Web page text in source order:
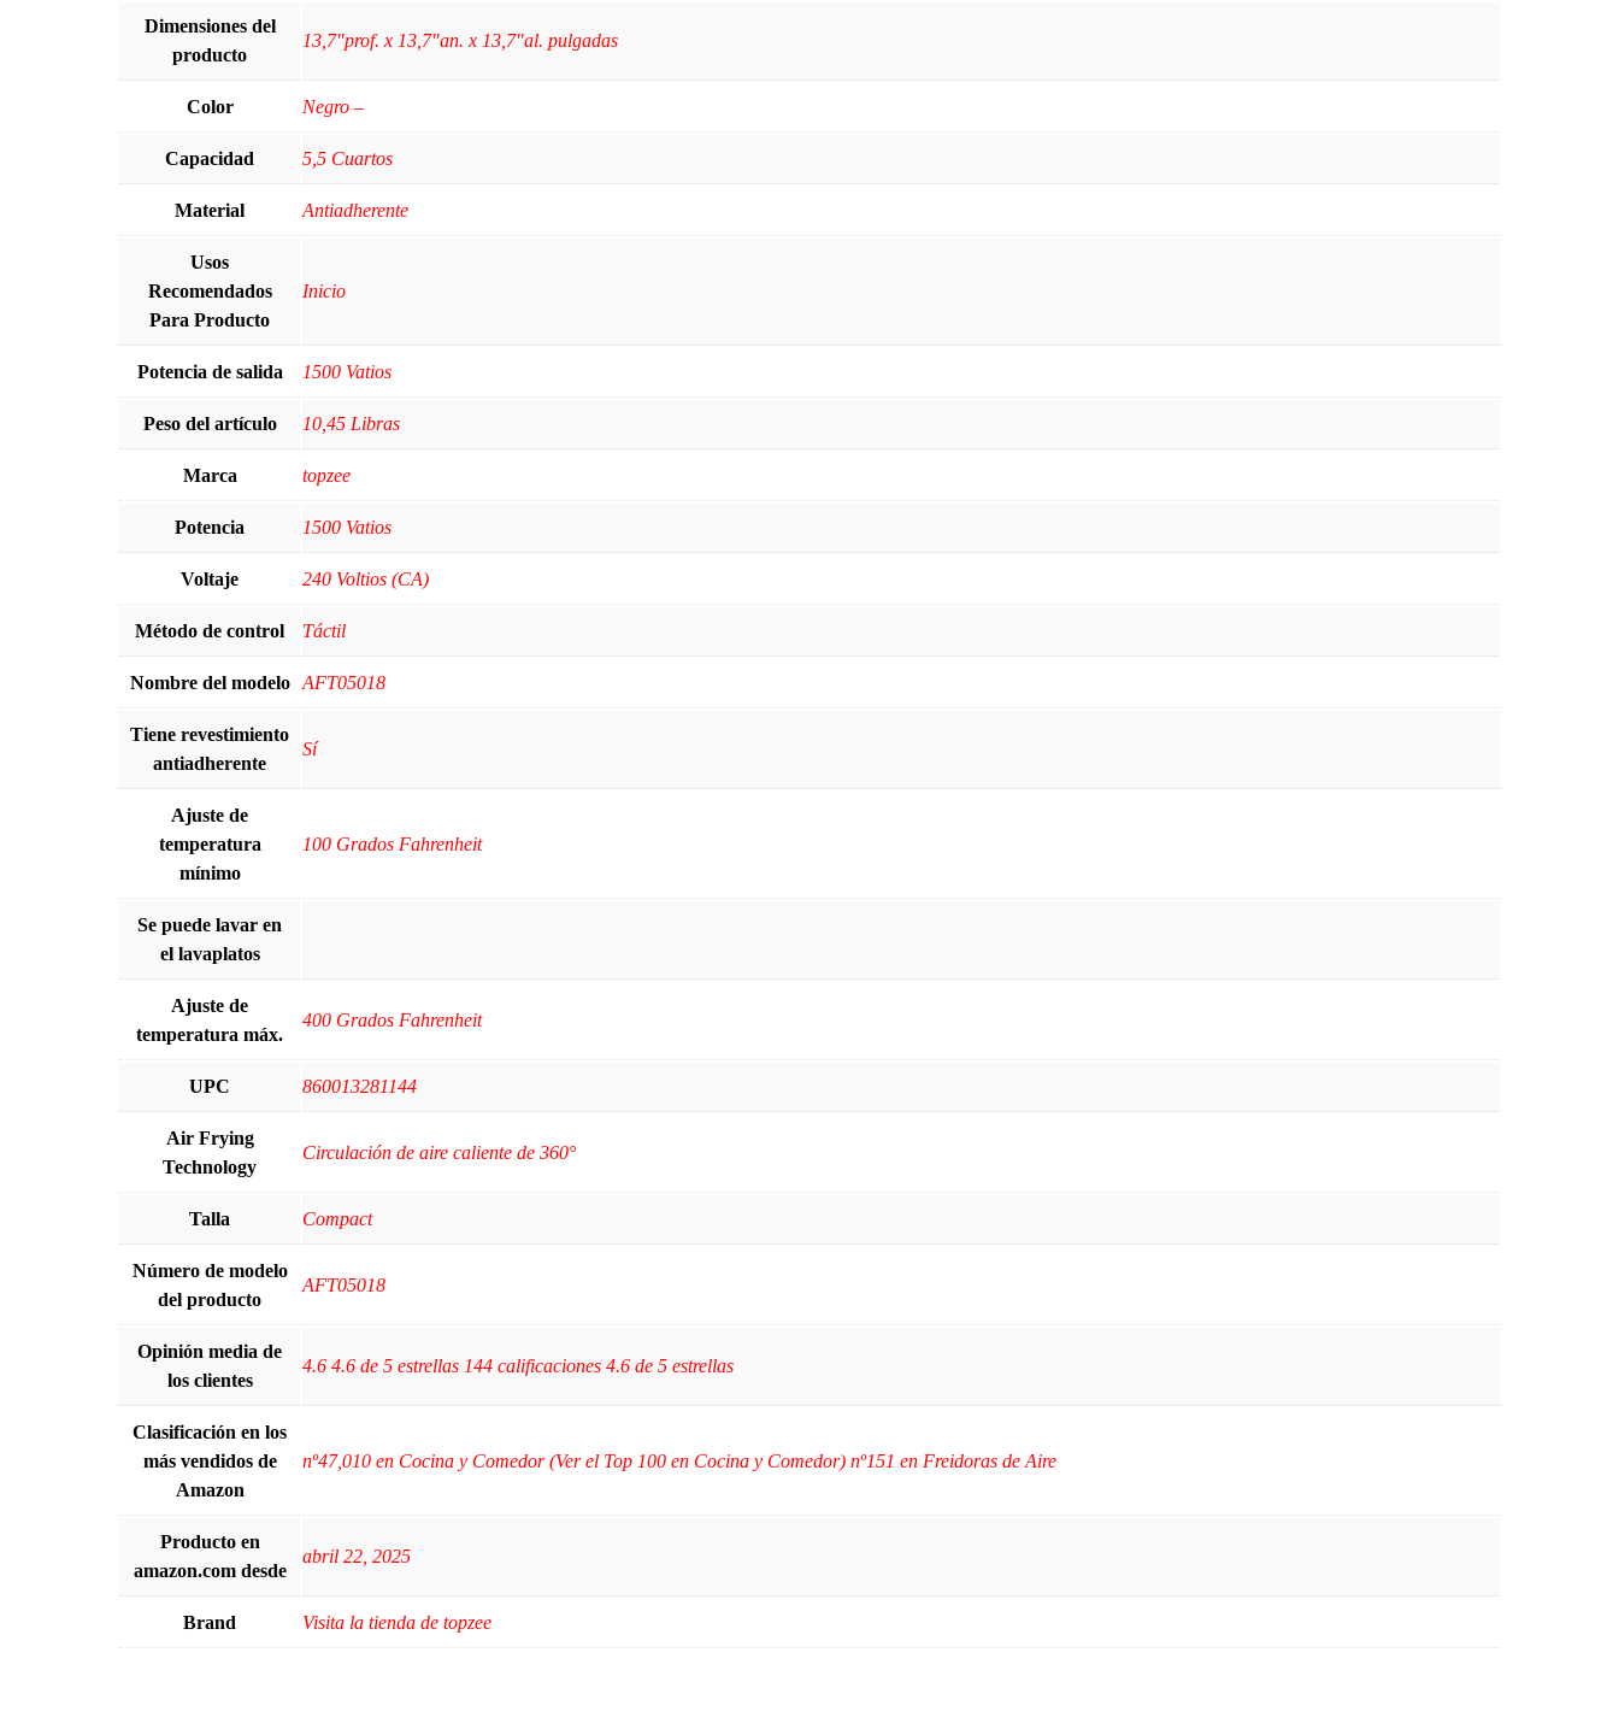
Dimensiones del
producto
13,7"prof. x 13,7"an. x 13,7"al. pulgadas
Color Negro –
Capacidad 5,5 Cuartos
Material Antiadherente
Usos
Recomendados
Para Producto
Inicio
Potencia de salida 1500 Vatios
Peso del artículo 10,45 Libras
Marca topzee
Potencia 1500 Vatios
Voltaje 240 Voltios (CA)
Método de control Táctil
Nombre del modelo AFT05018
Tiene revestimiento
antiadherente
Sí
Ajuste de
temperatura
mínimo
100 Grados Fahrenheit
Se puede lavar en
el lavaplatos
Ajuste de
temperatura máx.
400 Grados Fahrenheit
UPC 860013281144
Air Frying
Technology
Circulación de aire caliente de 360°
Talla Compact
Número de modelo
del producto
AFT05018
Opinión media de
los clientes
4.6 4.6 de 5 estrellas 144 calificaciones 4.6 de 5 estrellas
Clasificación en los
más vendidos de
Amazon
nº47,010 en Cocina y Comedor (Ver el Top 100 en Cocina y Comedor) nº151 en Freidoras de Aire
Producto en
amazon.com desde
abril 22, 2025
Brand Visita la tienda de topzee